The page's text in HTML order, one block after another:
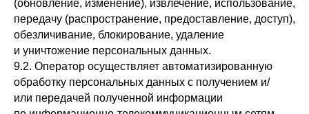
(обновление, изменение), извлечение, использование,
передачу (распространение, предоставление, доступ),
обезличивание, блокирование, удаление
и уничтожение персональных данных.
9.2. Оператор осуществляет автоматизированную
обработку персональных данных с получением и/
или передачей полученной информации